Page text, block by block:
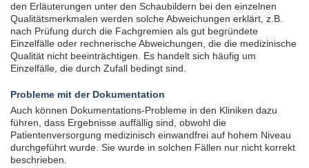
den Erläuterungen unter den Schaubildern bei den einzelnen
Qualitätsmerkmalen werden solche Abweichungen erklärt, z.B.
nach Prüfung durch die Fachgremien als gut begründete
Einzelfälle oder rechnerische Abweichungen, die die medizinische
Qualität nicht beeinträchtigen. Es handelt sich häufig um
Einzelfälle, die durch Zufall bedingt sind.
Probleme mit der Dokumentation
Auch können Dokumentations-Probleme in den Kliniken dazu
führen, dass Ergebnisse auffällig sind, obwohl die
Patientenversorgung medizinisch einwandfrei auf hohem Niveau
durchgeführt wurde. Sie wurde in solchen Fällen nur nicht korrekt
beschrieben.
Vimeo